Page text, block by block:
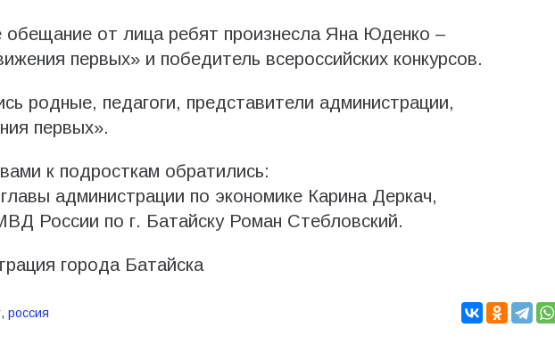
обещание от лица ребят произнесла Яна Юденко –
первых» и победитель всероссийских конкурсов.
родные, педагоги, представители администрации,
первых».
к подросткам обратились:
администрации по экономике Карина Деркач,
России по г. Батайску Роман Стебловский.
города Батайска
, россия